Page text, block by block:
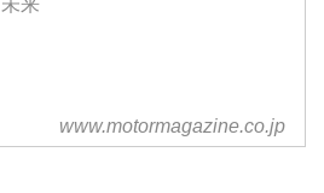
が、どれひとつとってもその骨格
の中で今回は、CB1000SUPER
FOUR Type T2を振り返っていき
未来
www.motormagazine.co.jp